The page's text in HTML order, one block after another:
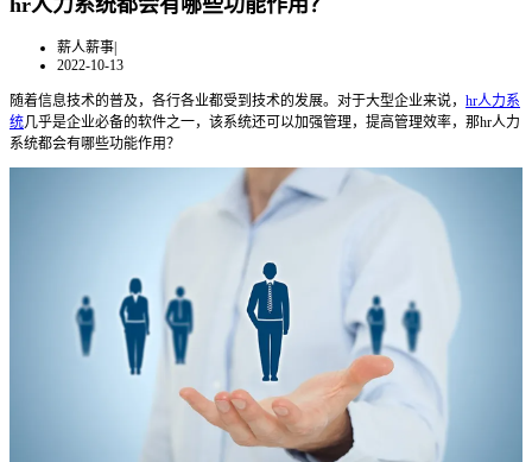
薪人薪事|
2022-10-13
随着信息技术的普及，各行各业都受到技术的发展。对于大型企业来说， hr人力系
统几乎是企业必备的软件之一， 该系统还可以加强管理，提高管理效率，那hr人力
系统都会有哪些功能作用？